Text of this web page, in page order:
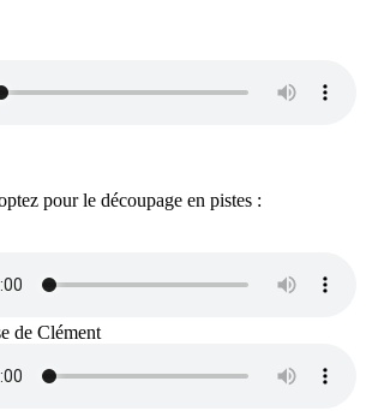
pour le découpage en pistes :
de Clément